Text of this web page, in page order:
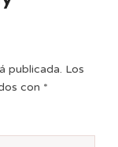
publicada. Los
con *